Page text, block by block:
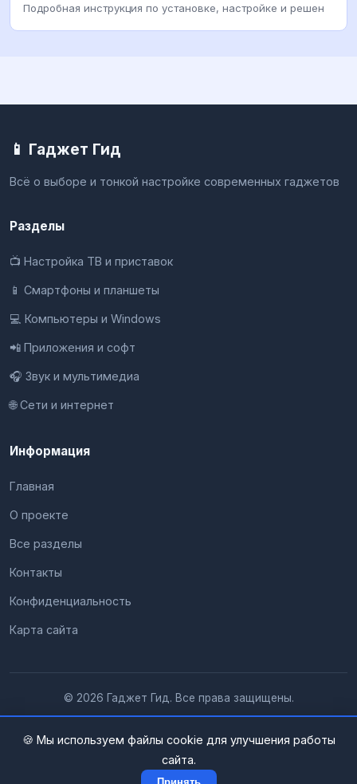
Подробная инструкция по установке, настройке и решен
📱 Гаджет Гид
Всё о выборе и тонкой настройке современных гаджетов
Разделы
📺 Настройка ТВ и приставок
📱 Смартфоны и планшеты
💻 Компьютеры и Windows
📲 Приложения и софт
🎧 Звук и мультимедиа
🌐 Сети и интернет
Информация
Главная
О проекте
Все разделы
Контакты
Конфиденциальность
Карта сайта
© 2026 Гаджет Гид. Все права защищены.
🍪 Мы используем файлы cookie для улучшения работы
сайта.